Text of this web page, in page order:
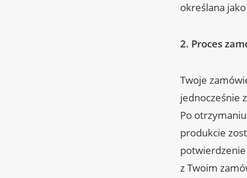
określana jako
2. Proces
Twoje
jednocześnie
Po
produkcie
z Twoim